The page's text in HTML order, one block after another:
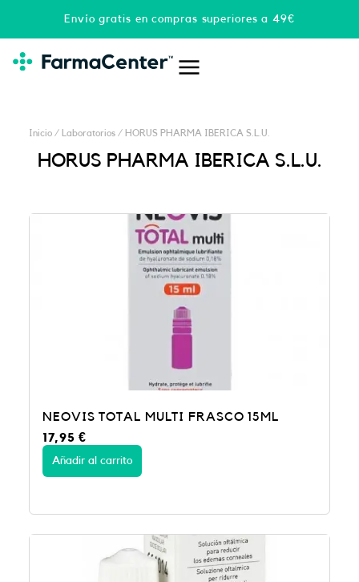
Envío gratis en compras superiores a 49€
Inicio / Laboratorios / HORUS PHARMA IBERICA S.L.U.
HORUS PHARMA IBERICA S.L.U.
NEOVIS TOTAL MULTI FRASCO 15ML
17,95€
Añadir al carrito